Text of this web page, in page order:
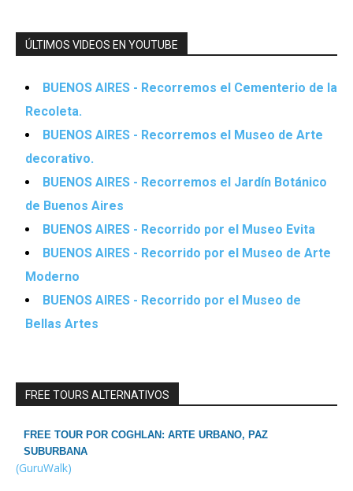
ÚLTIMOS VIDEOS EN YOUTUBE
BUENOS AIRES - Recorremos el Cementerio de la
Recoleta.
BUENOS AIRES - Recorremos el Museo de Arte
decorativo.
BUENOS AIRES - Recorremos el Jardín Botánico
de Buenos Aires
BUENOS AIRES - Recorrido por el Museo Evita
BUENOS AIRES - Recorrido por el Museo de Arte
Moderno
BUENOS AIRES - Recorrido por el Museo de
Bellas Artes
FREE TOURS ALTERNATIVOS
FREE TOUR POR COGHLAN: ARTE URBANO, PAZ
SUBURBANA
(GuruWalk)